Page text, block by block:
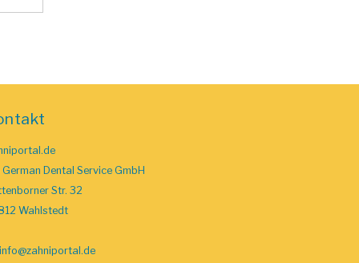
Dental Service GmbH
Str. 32
Wahlstedt
info@zahniportal.de